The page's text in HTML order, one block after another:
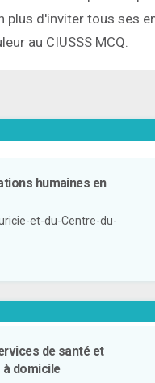
plus d'inviter tous ses
au CIUSSS MCQ.
humaines en
et-du-Centre-du-
de santé et
à domicile